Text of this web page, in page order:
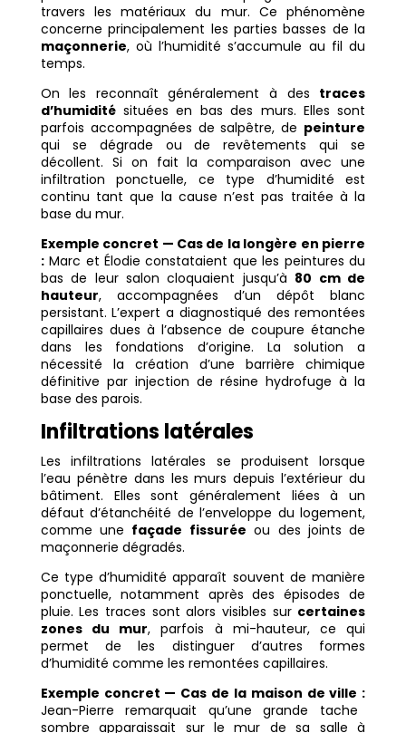
travers les matériaux du mur. Ce phénomène
concerne principalement les parties basses de la
maçonnerie, où l’humidité s’accumule au fil du
temps.
On les reconnaît généralement à des traces
d’humiditésituées en bas des murs. Elles sont
parfois accompagnées de salpêtre, de peinture
qui se dégrade ou de revêtements qui se
décollent. Si on fait la comparaison avec une
infiltration ponctuelle, ce type d’humidité est
continu tant que la cause n’est pas traitée à la
base du mur.
Exemple concret — Cas de la longère en pierre
:Marc et Élodie constataient que les peintures du
bas de leur salon cloquaient jusqu’à 80 cm de
hauteur, accompagnées d’un dépôt blanc
persistant. L’expert a diagnostiqué des remontées
capillaires dues à l’absence de coupure étanche
dans les fondations d’origine. La solution a
nécessité la création d’une barrière chimique
définitive par injection de résine hydrofuge à la
base des parois.
Infiltrations latérales
Les infiltrations latérales se produisent lorsque
l’eau pénètre dans les murs depuis l’extérieur du
bâtiment. Elles sont généralement liées à un
défaut d’étanchéité de l’enveloppe du logement,
comme une façade fissurée ou des joints de
maçonnerie dégradés.
Ce type d’humidité apparaît souvent de manière
ponctuelle, notamment après des épisodes de
pluie. Les traces sont alors visibles sur certaines
zones du mur, parfois à mi-hauteur, ce qui
permet de les distinguer d’autres formes
d’humidité comme les remontées capillaires.
Exemple concret — Cas de la maison de ville :
Jean-Pierre remarquait qu’une grande tache
sombre apparaissait sur le mur de sa salle à